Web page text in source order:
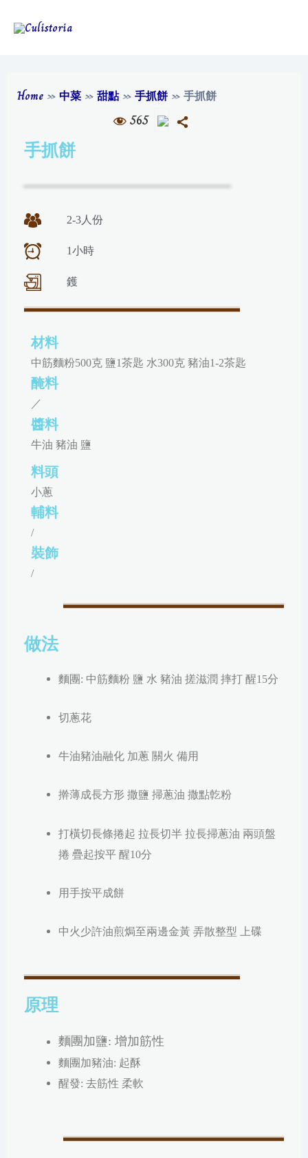
Home »中菜 »甜點»手抓餅 »手抓餅
565
手抓餅
2-3人份
1小時
鑊
材料
中筋麵粉500克 鹽1茶匙 水300克 豬油1-2茶匙
醃料
／
醬料
牛油 豬油 鹽
料頭
小蔥
輔料
/
裝飾
/
做法
麵團: 中筋麵粉 鹽 水 豬油 搓滋潤 摔打 醒15分
切蔥花
牛油豬油融化 加蔥 關火 備用
擀薄成長方形 撒鹽 掃蔥油 撒點亁粉
打橫切長條捲起 拉長切半 拉長掃蔥油 兩頭盤
捲 疊起按平 醒10分
用手按平成餅
中火少許油煎焗至兩邊金黃 弄散整型 上碟
原理
麵團加鹽: 增加筋性
麵團加豬油: 起酥
醒發: 去筋性 柔軟